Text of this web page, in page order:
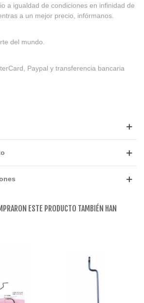
a igualdad de condiciones en infinidad de
a un mejor precio, infórmanos.
del mundo.
Paypal y transferencia bancaria
ESTE PRODUCTO TAMBIÉN HAN